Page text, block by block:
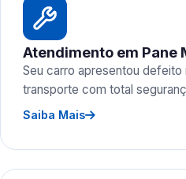
Atendimento em Pane
Seu carro apresentou defeito
transporte com total
Saiba Mais